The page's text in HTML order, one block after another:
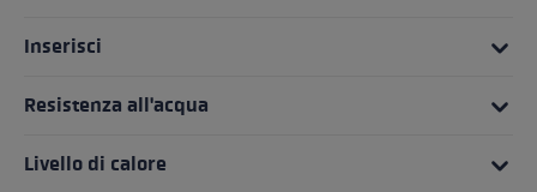
Inserisci
Resistenza all'acqua
Livello di calore